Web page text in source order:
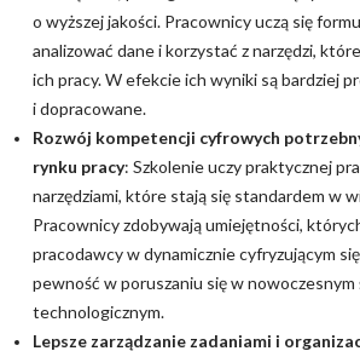
o wyższej jakości. Pracownicy uczą się
analizować dane i korzystać z narzędzi,
ich pracy. W efekcie ich wyniki są bardziej
i dopracowane.
Rozwój kompetencji cyfrowych
rynku pracy: Szkolenie uczy praktycznej
narzędziami, które stają się standardem w
Pracownicy zdobywają umiejętności,
pracodawcy w dynamicznie cyfryzującym
pewność w poruszaniu się w
technologicznym.
Lepsze zarządzanie zadaniami i